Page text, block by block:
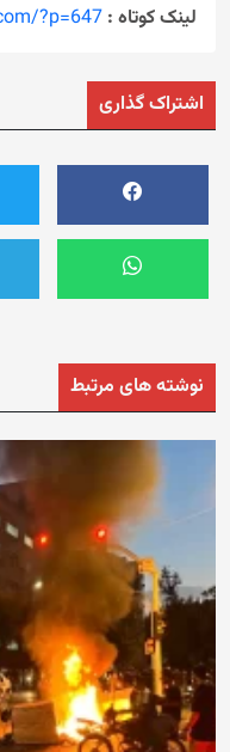
لینک کوتاه : ?p=647
اشتراک گذاری
نوشته های مرتبط